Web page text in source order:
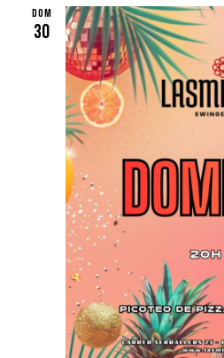
DOM
30